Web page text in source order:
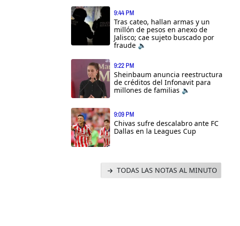
9:44 PM
Tras cateo, hallan armas y un
millón de pesos en anexo de
Jalisco; cae sujeto buscado por
fraude 🔈
9:22 PM
Sheinbaum anuncia reestructura
de créditos del Infonavit para
millones de familias 🔈
9:09 PM
Chivas sufre descalabro ante FC
Dallas en la Leagues Cup
TODAS LAS NOTAS AL MINUTO